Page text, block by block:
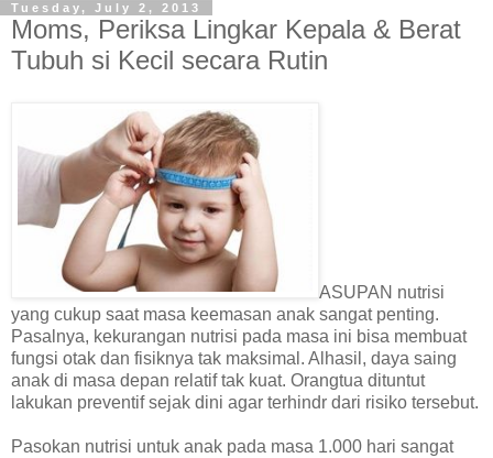
Tuesday, July 2, 2013
Moms, Periksa Lingkar Kepala & Berat
Tubuh si Kecil secara Rutin
ASUPAN nutrisi
yang cukup saat masa keemasan anak sangat penting.
Pasalnya, kekurangan nutrisi pada masa ini bisa membuat
fungsi otak dan fisiknya tak maksimal. Alhasil, daya saing
anak di masa depan relatif tak kuat. Orangtua dituntut
lakukan preventif sejak dini agar terhindr dari risiko tersebut.
Pasokan nutrisi untuk anak pada masa 1.000 hari sangat